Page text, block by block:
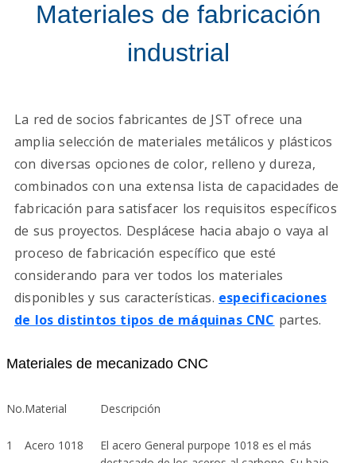
Materiales de fabricación
industrial
La red de socios fabricantes de JST ofrece una
amplia selección de materiales metálicos y plásticos
con diversas opciones de color, relleno y dureza,
combinados con una extensa lista de capacidades de
fabricación para satisfacer los requisitos específicos
de sus proyectos. Desplácese hacia abajo o vaya al
proceso de fabricación específico que esté
considerando para ver todos los materiales
disponibles y sus características. especificaciones
de los distintos tipos de máquinas CNC partes.
Materiales de mecanizado CNC
No.Material Descripción
1 Acero 1018
El acero General purpope 1018 es el más